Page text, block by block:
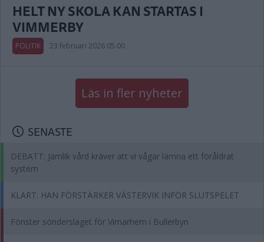
HELT NY SKOLA KAN STARTAS I
VIMMERBY
POLITIK 23 februari 2026 05.00
Läs in fler nyheter
SENASTE
DEBATT: Jämlik vård kräver att vi vågar lämna ett föråldrat
system
KLART: HAN FÖRSTÄRKER VÄSTERVIK INFÖR SLUTSPELET
Fönster sönderslaget för Vimarhem i Bullerbyn